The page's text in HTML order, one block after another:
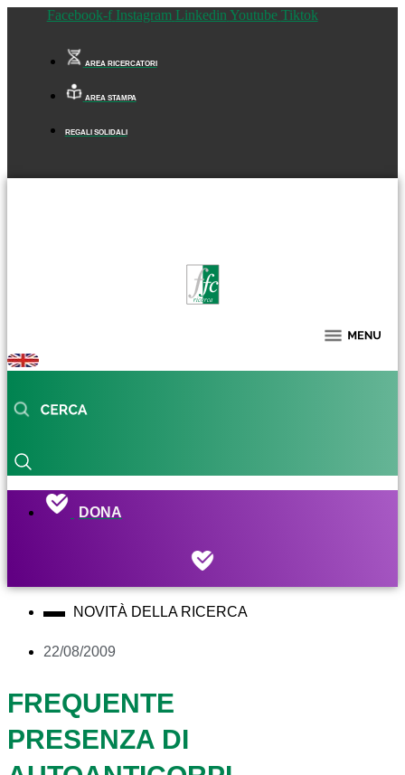
Facebook-f Instagram Linkedin Youtube Tiktok
AREA RICERCATORI
AREA STAMPA
REGALI SOLIDALI
DONA
NOVITÀ DELLA RICERCA
22/08/2009
FREQUENTE
PRESENZA DI